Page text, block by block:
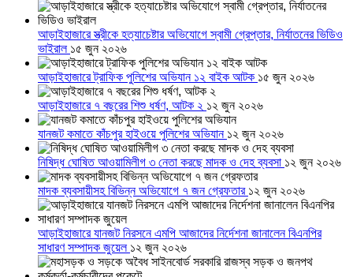
আড়াইহাজারে স্ত্রীকে হত্যাচেষ্টার অভিযোগে স্বামী গ্রেপ্তার, নির্যাতনের ভিডিও
ভাইরাল ১৫ জুন ২০২৬
আড়াইহাজারে ট্রাফিক পুলিশের অভিযান ১২ বাইক আটক ১৫ জুন ২০২৬
আড়াইহাজারে ৭ বছরের শিশু ধর্ষণ, আটক ২ ১২ জুন ২০২৬
যানজট কমাতে কাঁচপুর হাইওয়ে পুলিশের অভিযান ১২ জুন ২০২৬
নিষিদ্ধ ঘোষিত আওয়ামিলীগ ৩ নেতা করছে মাদক ও দেহ ব্যবসা ১২ জুন ২০২৬
মাদক ব্যবসায়ীসহ বিভিন্ন অভিযোগে ৭ জন গ্রেফতার ১২ জুন ২০২৬
আড়াইহাজারে যানজট নিরসনে এমপি আজাদের নির্দেশনা জানালেন বিএনপির
সাধারণ সম্পাদক জুয়েল ১২ জুন ২০২৬